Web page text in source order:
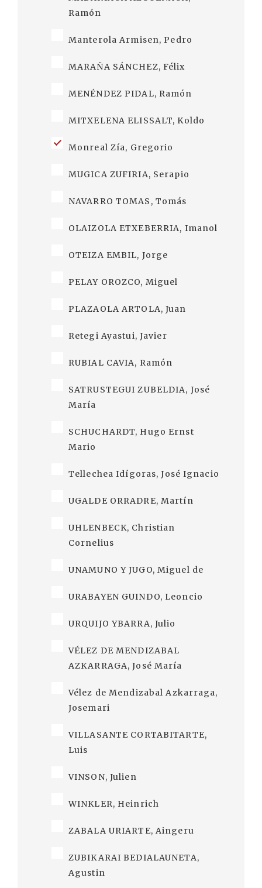
Ramón
Manterola Armisen, Pedro
MARAÑA SÁNCHEZ, Félix
MENÉNDEZ PIDAL, Ramón
MITXELENA ELISSALT, Koldo
Monreal Zía, Gregorio
MUGICA ZUFIRIA, Serapio
NAVARRO TOMAS, Tomás
OLAIZOLA ETXEBERRIA, Imanol
OTEIZA EMBIL, Jorge
PELAY OROZCO, Miguel
PLAZAOLA ARTOLA, Juan
Retegi Ayastui, Javier
RUBIAL CAVIA, Ramón
SATRUSTEGUI ZUBELDIA, José
María
SCHUCHARDT, Hugo Ernst
Mario
Tellechea Idígoras, José Ignacio
UGALDE ORRADRE, Martín
UHLENBECK, Christian
Cornelius
UNAMUNO Y JUGO, Miguel de
URABAYEN GUINDO, Leoncio
URQUIJO YBARRA, Julio
VÉLEZ DE MENDIZABAL
AZKARRAGA, José María
Vélez de Mendizabal Azkarraga,
Josemari
VILLASANTE CORTABITARTE,
Luis
VINSON, Julien
WINKLER, Heinrich
ZABALA URIARTE, Aingeru
ZUBIKARAI BEDIALAUNETA,
Agustin